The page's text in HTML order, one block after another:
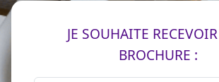
JE SOUHAITE
BROCHURE :